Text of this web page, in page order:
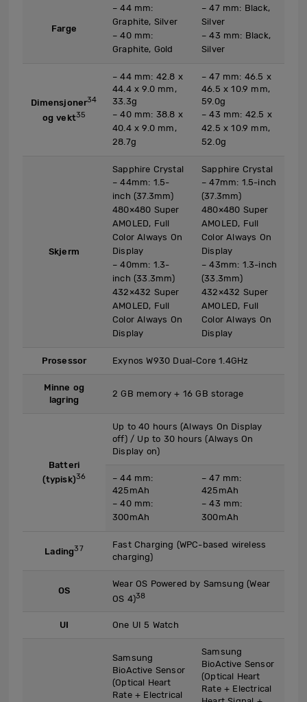
Farge
– 44 mm:
Graphite, Silver
– 40 mm:
Graphite, Gold
– 47 mm: Black,
Silver
– 43 mm: Black,
Silver
Dimensjoner34
og vekt35
– 44 mm: 42.8 x
44.4 x 9.0 mm,
33.3g
– 40 mm: 38.8 x
40.4 x 9.0 mm,
28.7g
– 47 mm: 46.5 x
46.5 x 10.9 mm,
59.0g
– 43 mm: 42.5 x
42.5 x 10.9 mm,
52.0g
Skjerm
Sapphire Crystal
– 44mm: 1.5-
inch (37.3mm)
480×480 Super
AMOLED, Full
Color Always On
Display
– 40mm: 1.3-
inch (33.3mm)
432×432 Super
AMOLED, Full
Color Always On
Display
Sapphire Crystal
– 47mm: 1.5-inch
(37.3mm)
480×480 Super
AMOLED, Full
Color Always On
Display
– 43mm: 1.3-inch
(33.3mm)
432×432 Super
AMOLED, Full
Color Always On
Display
Prosessor Exynos W930 Dual-Core 1.4GHz
Minne og
lagring
2 GB memory + 16 GB storage
Batteri
(typisk)36
Up to 40 hours (Always On Display
off) / Up to 30 hours (Always On
Display on)
– 44 mm:
425mAh
– 40 mm:
300mAh
– 47 mm:
425mAh
– 43 mm:
300mAh
Lading37
Fast Charging (WPC-based wireless
charging)
OS
Wear OS Powered by Samsung (Wear
OS 4)38
UI One UI 5 Watch
Samsung
BioActive Sensor
(Optical Heart
Rate + Electrical
Samsung
BioActive Sensor
(Optical Heart
Rate + Electrical